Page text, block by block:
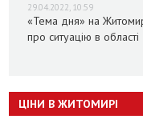
29.04.2022, 10:59
«Тема дня» на
про ситуацію в області
ЦІНИ В ЖИТОМИРІ